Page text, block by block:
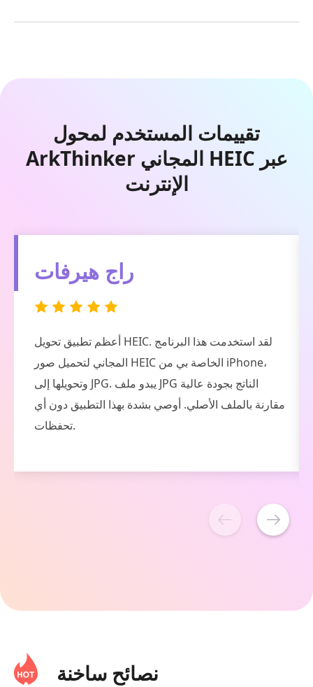
تقييمات المستخدم لمحول
ArkThinker المجاني HEIC عبر
الإنترنت
هايدي جونسون
إنه منقذ عظيم للحياة. ألتقط عدة صور HEIC باستخدام
جهاز iPhone الخاص بي لفحص وظيفتي، ويجب علي
استخدام صور Google لفتحها على جهاز الكمبيوتر الذي
يعمل بنظام Windows 11. ولكن باستخدام هذا البرنامج،
يمكنني تحويل HEIC إلى JPG، ويوفر وقتي لفتحها على
نصائح ساخنة